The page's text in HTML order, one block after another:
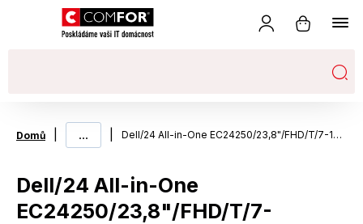
Domů ... Dell/24 All-in-One EC24250/23,8"/FHD/T/7-150U/16GB/1TB/Intel int/W11P/Bílá/3ROn-Site
Dell/24 All-in-One
EC24250/23,8"/FHD/T/7-